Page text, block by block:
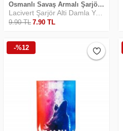
Osmanlı Savaş Armalı Şarjör Altı Arma Damla
Lacivert Şarjör Alti Damla Yapiştirma
9.90TL 7.90 TL
-%12